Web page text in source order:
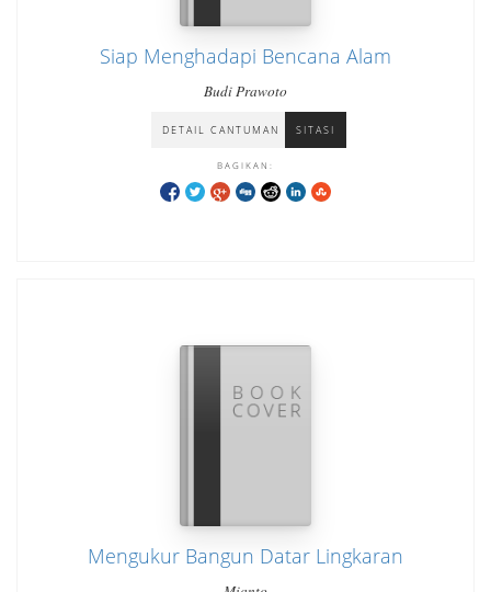
Siap Menghadapi Bencana Alam
Budi Prawoto
DETAIL CANTUMAN SITASI
BAGIKAN:
Mengukur Bangun Datar Lingkaran